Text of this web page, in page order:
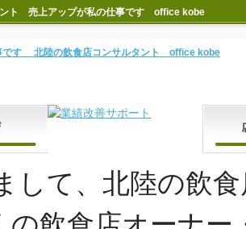
ント 売上アップが私の仕事です office kobe